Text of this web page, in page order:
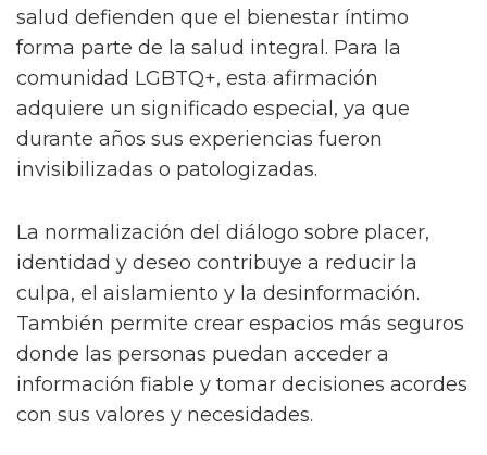
salud defienden que el bienestar íntimo
forma parte de la salud integral. Para la
comunidad LGBTQ+, esta afirmación
adquiere un significado especial, ya que
durante años sus experiencias fueron
invisibilizadas o patologizadas.
La normalización del diálogo sobre placer,
identidad y deseo contribuye a reducir la
culpa, el aislamiento y la desinformación.
También permite crear espacios más seguros
donde las personas puedan acceder a
información fiable y tomar decisiones acordes
con sus valores y necesidades.